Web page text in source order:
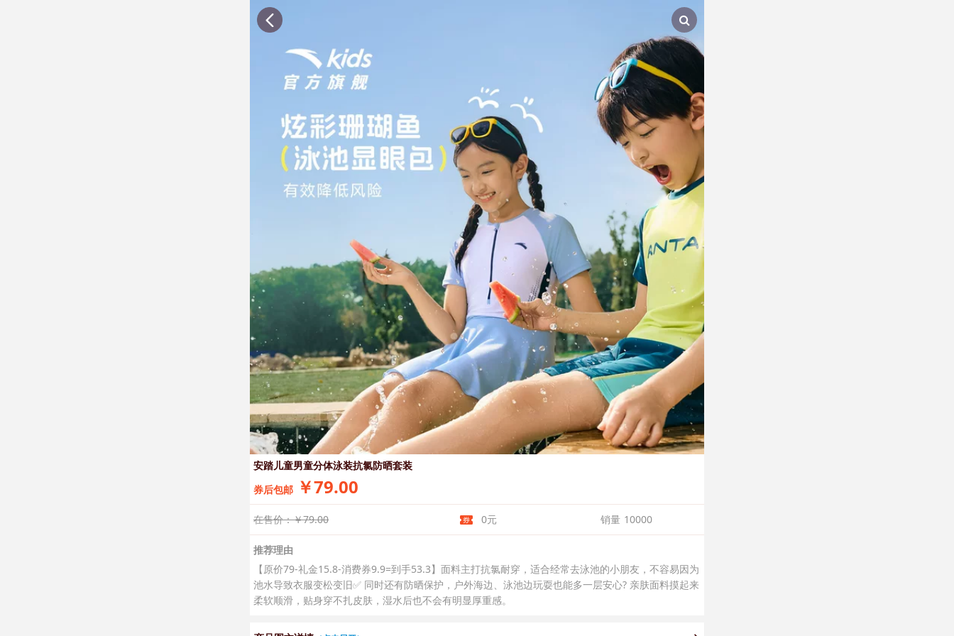
安踏儿童男童分体泳装抗氯防晒套装
券后包邮 ￥79.00
在售价：￥79.00 0元 销量 10000
推荐理由
【原价79-礼金15.8-消费券9.9=到手53.3】面料主打抗氯耐穿，适合经常去泳池的小朋友，不容易因为
池水导致衣服变松变旧✅ 同时还有防晒保护，户外海边、泳池边玩耍也能多一层安心?️ 亲肤面料摸起来
柔软顺滑，贴身穿不扎皮肤，湿水后也不会有明显厚重感。